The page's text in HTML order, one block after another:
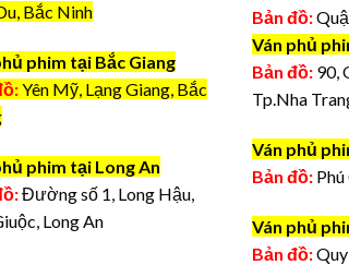
Bắc Ninh
phim tại Bắc Giang
Yên Mỹ, Lạng Giang, Bắc
phim tại Long An
Đường số 1, Long Hậu,
Long An
Bản đồ:
Ván phủ
Bản đồ: 90,
Tp.Nha
Ván phủ
Bản đồ:
Ván phủ
Bản đồ: